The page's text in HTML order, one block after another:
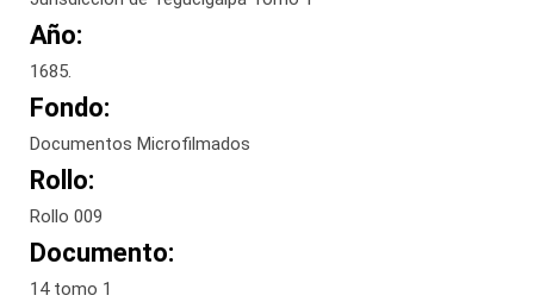
Año:
1685.
Fondo:
Documentos Microfilmados
Rollo:
Rollo 009
Documento:
14 tomo 1